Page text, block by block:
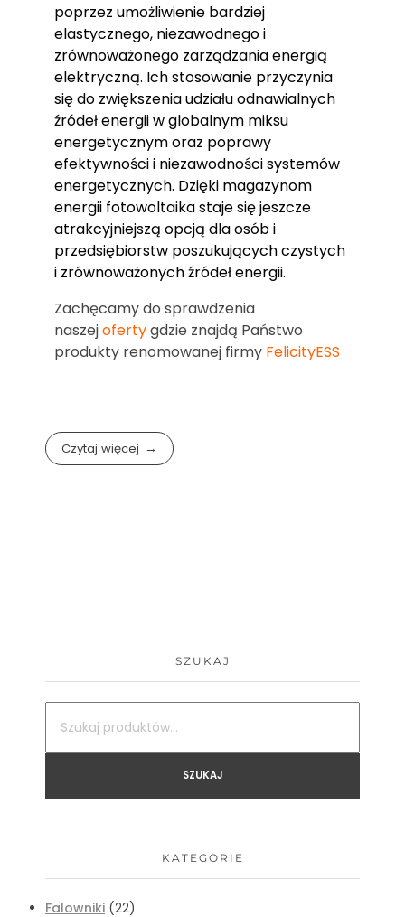
poprzez umożliwienie bardziej
elastycznego, niezawodnego i
zrównoważonego zarządzania energią
elektryczną. Ich stosowanie przyczynia
się do zwiększenia udziału odnawialnych
źródeł energii w globalnym miksu
energetycznym oraz poprawy
efektywności i niezawodności systemów
energetycznych. Dzięki magazynom
energii fotowoltaika staje się jeszcze
atrakcyjniejszą opcją dla osób i
przedsiębiorstw poszukujących czystych
i zrównoważonych źródeł energii.
Zachęcamy do sprawdzenia
naszejofertygdzie znajdą Państwo
produkty renomowanej firmy FelicityESS
Czytaj więcej
SZUKAJ
SZUKAJ
KATEGORIE
Falowniki (22)